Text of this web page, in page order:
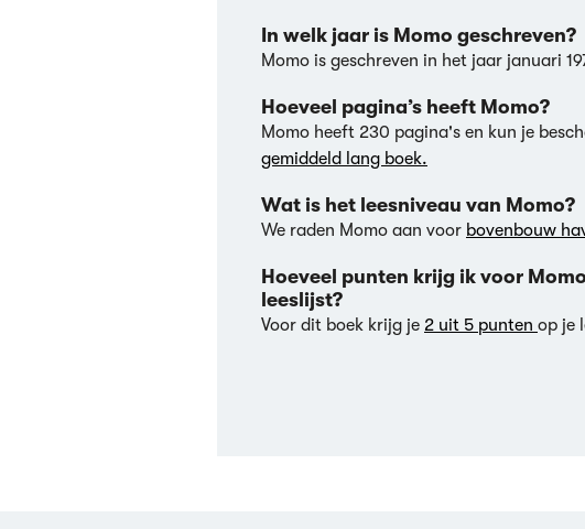
In welk jaar is Momo geschreven?
Momo is geschreven in het jaar januari
Hoeveel pagina’s heeft Momo?
Momo heeft 230 pagina's en kun je
gemiddeld lang boek.
Wat is het leesniveau van Momo?
We raden Momo aan voor bovenbouw
Hoeveel punten krijg ik voor
leeslijst?
Voor dit boek krijg je 2 uit 5 punten op je